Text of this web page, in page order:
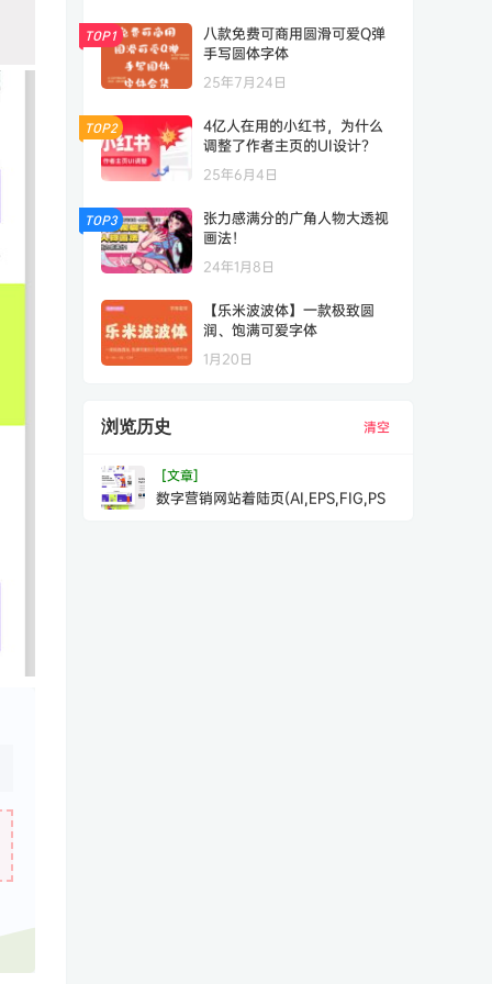
TOP1
八款免费可商用圆滑可爱Q弹
手写圆体字体
25年7月24日
TOP2
4亿人在用的小红书，为什么
调整了作者主页的UI设计？
25年6月4日
TOP3
张力感满分的广角人物大透视
画法！
24年1月8日
【乐米波波体】一款极致圆
润、饱满可爱字体
1月20日
浏览历史 清空
[文章]
数字营销网站着陆页(AI,EPS,FIG,PS